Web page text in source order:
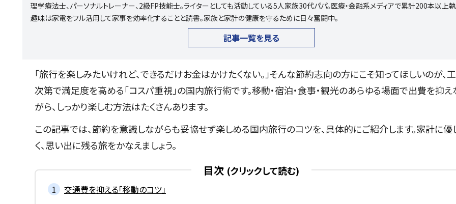
理学療法士、パーソナルトレーナー、2級FP技能士。ライターとしても活動している5人家族30代パパ。医療・金融系メディアで累計200本以上執
趣味は家電をフル活用して家事を効率化することと読書。家族と家計の健康を守るために日々奮闘中。
記事一覧を見る
「旅行を楽しみたいけれど、できるだけお金はかけたくない。」そんな節約志向の方にこそ知ってほしいのが、
次第で満足度を高める「コスパ重視」の国内旅行術です。移動・宿泊・食事・観光のあらゆる場面で出費を抑え
がら、しっかり楽しむ方法はたくさんあります。
この記事では、節約を意識しながらも妥協せず楽しめる国内旅行のコツを、具体的にご紹介します。家計に優
く、思い出に残る旅をかなえましょう。
目次
交通費を抑える「移動のコツ」